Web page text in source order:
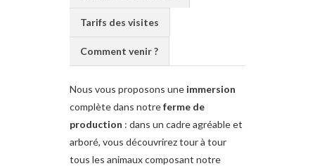
Tarifs des visites
Comment venir ?
Nous vous proposons une immersion
complète dans notreferme de
production : dans un cadre agréable et
arboré, vous découvrirez tour à tour
tous les animaux composant notre